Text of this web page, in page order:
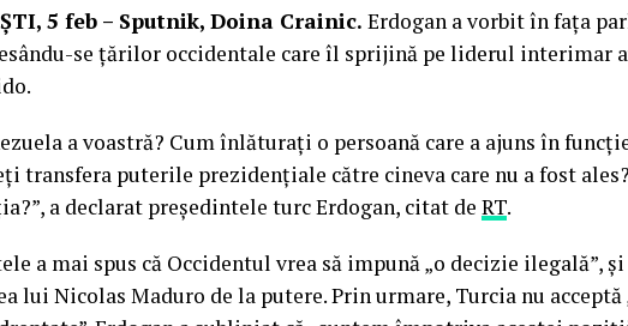
5 feb – Sputnik, Doina Crainic. Erdogan a vorbit în fața
se țărilor occidentale care îl sprijină pe liderul interimar
a voastră? Cum înlăturaţi o persoană care a ajuns în
transfera puterile prezidențiale către cineva care nu a fost
a declarat preşedintele turc Erdogan, citat de RT.
a mai spus că Occidentul vrea să impună „o decizie ilegală”,
lui Nicolas Maduro de la putere. Prin urmare, Turcia nu acceptă